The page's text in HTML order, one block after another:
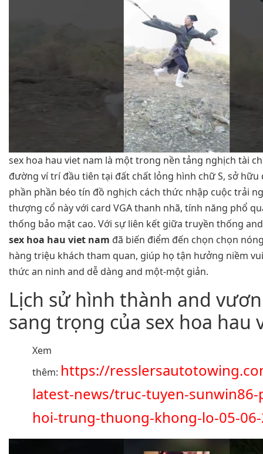
sex hoa hau viet nam là một trong nền tảng nghịch tài
đường ví trí đầu tiên tại đất chất lỏng hình chữ S, sở hữu
phần phần béo tín đồ nghịch cách thức nhập cuộc trải
thượng cổ này với card VGA thanh nhã, tính năng phổ
thống bảo mật cao. Với sự liên kết giữa truyền thống
sex hoa hau viet nam đã biến điểm đến chọn chọn
hàng triệu khách tham quan, giúp họ tận hưởng niềm
thức an ninh and dễ dàng and một-một giản.
Lịch sử hình thành and
sang trọng của sex hoa hau
Xem
thêm: https://
latest-news/truc-tuyen-sunwin86-
hoi-trung-thuong-khong-lo-05-